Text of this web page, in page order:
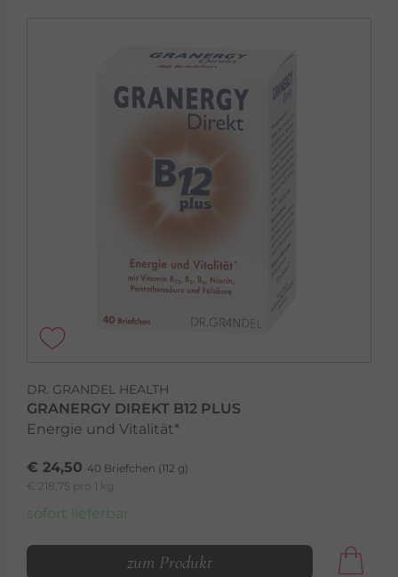
DR. GRANDEL HEALTH
GRANERGY DIREKT B12 PLUS
Energie und Vitalität*
€ 24,50 40 Briefchen (112 g)
€ 218,75 pro 1 kg
sofort lieferbar
zum Produkt